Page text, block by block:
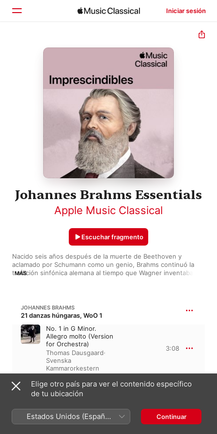
Iniciar sesión
Inicio
Buscar
Johannes Brahms Essentials
Apple Music Classical
Nacido seis años después de la muerte de Beethoven y
aclamado por Schumann como un genio, Brahms continuó la
tradición sinfónica alemana al tiempo que Wagner inventaba un
la música de Bach, Brahms escribió mucha música coral,
incluyendo su Réquiem alemán. Su música de cámara y de
podio de los grandes.
MÁS
Escuchar fragmento
JOHANNES BRAHMS
21 danzas húngaras, WoO 1
No. 1 in G Minor.
Allegro molto (Version
for Orchestra)
Thomas Dausgaard·
Svenska
Kammarorkestern
3:08
JOHANNES BRAHMS
Sinfonía n.º 3 en fa mayor, Op. 90
III. Poco allegretto
Gewandhausorchester
Leipzig·Herbert
6:19
Elige otro país para ver el contenido específico
de tu ubicación
Estados Unidos (Español
México)
Continuar